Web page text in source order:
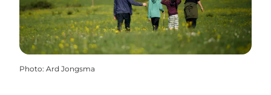
Photo: Ard Jongsma